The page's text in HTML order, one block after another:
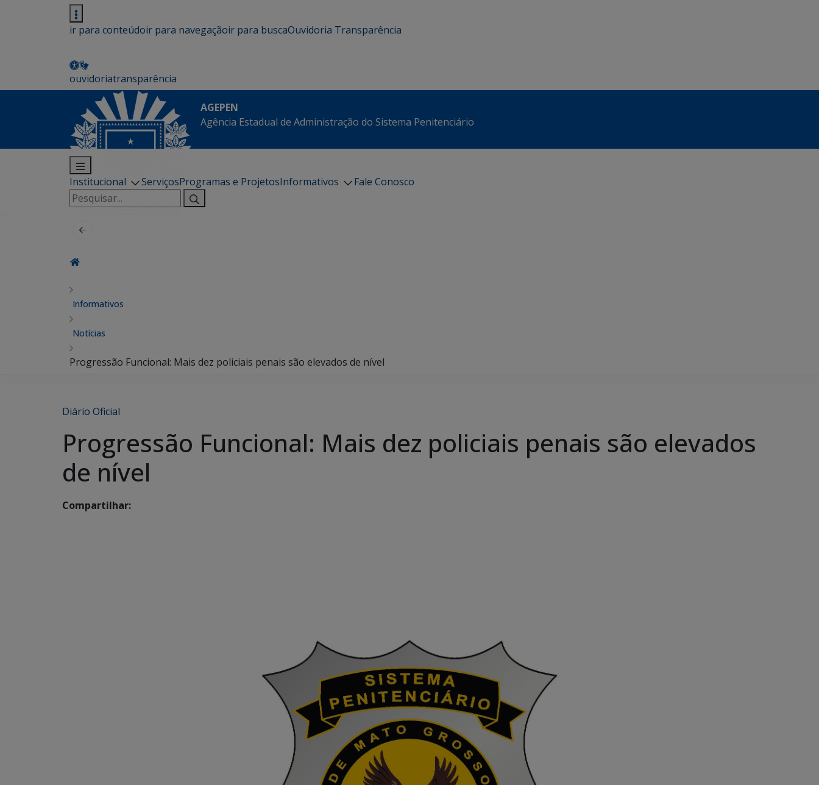
ir para conteúdoir para navegaçãoir para buscaOuvidoria Transparência
ouvidoriatransparência
AGEPEN
Agência Estadual de Administração do Sistema Penitenciário
Institucional ServiçosProgramas e ProjetosInformativos
Fale Conosco
Pesquisar
por:
Informativos
Notícias
Progressão Funcional: Mais dez policiais penais são elevados de nível
Diário Oficial
Progressão Funcional: Mais dez policiais penais são elevados
de nível
Compartilhar: